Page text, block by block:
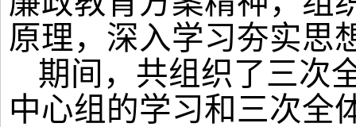
原理， 深入学习夯实思
期间，共组织了三次
中心组的学习和三次全